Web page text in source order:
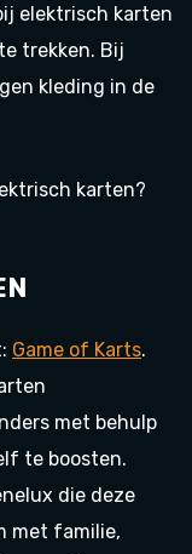
elektrisch karten
trekken. Bij
kleding in de
karten?
Game of Karts.
met behulp
te boosten.
die deze
met familie,